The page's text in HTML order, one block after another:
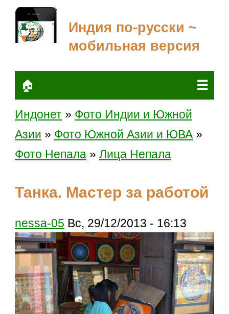
Индия по-русски ~
мобильная версия
🏠 ☰
Индонет » Фото Индии и Южной
Азии » Фото Южной Азии и ЮВА»
Фото Непала »Лица Непала
Танка. Мастер за работой
nessa-05 Вс, 29/12/2013 - 16:13